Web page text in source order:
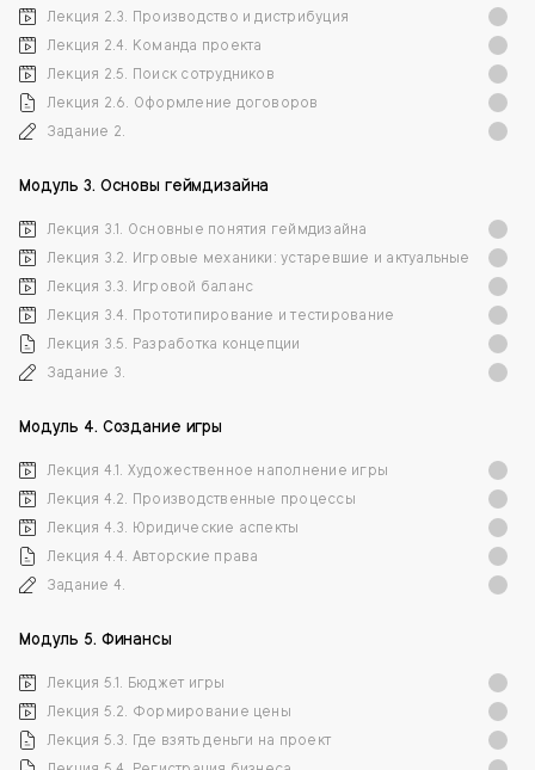
Лекция 2.3. Производство и дистрибуция
Лекция 2.4. Команда проекта
Лекция 2.5. Поиск сотрудников
Лекция 2.6. Оформление договоров
Задание 2.
Модуль 3. Основы геймдизайна
Лекция 3.1. Основные понятия геймдизайна
Лекция 3.2. Игровые механики: устаревшие и актуальные
Лекция 3.3. Игровой баланс
Лекция 3.4. Прототипирование и тестирование
Лекция 3.5. Разработка концепции
Задание 3.
Модуль 4. Создание игры
Лекция 4.1. Художественное наполнение игры
Лекция 4.2. Производственные процессы
Лекция 4.3. Юридические аспекты
Лекция 4.4. Авторские права
Задание 4.
Модуль 5. Финансы
Лекция 5.1. Бюджет игры
Лекция 5.2. Формирование цены
Лекция 5.3. Где взять деньги на проект